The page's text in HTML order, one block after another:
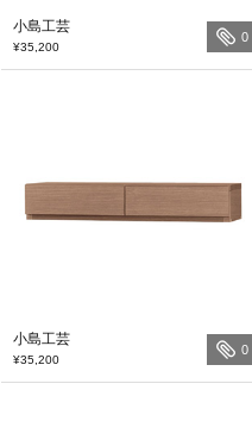
小島工芸
¥35,200
0
小島工芸
¥35,200
0